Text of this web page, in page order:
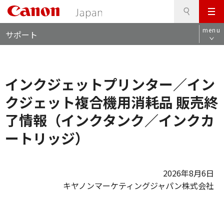
メ
ニ
ュ
サポート menu
インクジェットプリンター／イン
クジェット複合機用消耗品 販売終
了情報（インクタンク／インクカ
ートリッジ）
2026年8月6日
キヤノンマーケティングジャパン株式会社